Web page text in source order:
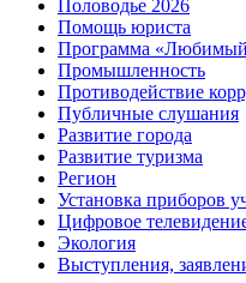
Половодье 2026
Помощь юриста
Программа «Любимый
Промышленность
Противодействие
Публичные слушания
Развитие города
Развитие туризма
Регион
Установка приборов
Цифровое
Экология
Выступления,